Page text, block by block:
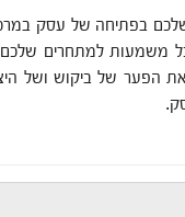
בפתיחה של עסק
כל משמעות למתחרים
הפער של ביקוש ושל